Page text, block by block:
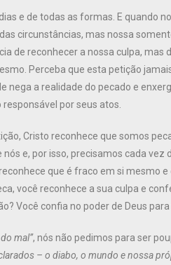
e de todas as formas. E quando
circunstâncias, mas nossa
de reconhecer a nossa culpa, mas
Perceba que esta petição
nega a realidade do pecado e
por seus atos.
Cristo reconhece que somos
e, por isso, precisamos cada vez
que é fraco em si mesmo
você reconhece a sua culpa e
Você confia no poder de Deus
mal”, nós não pedimos para ser
– o diabo, o mundo e nossa